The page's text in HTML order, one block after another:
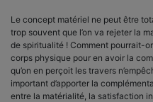
Le concept matériel ne peut être
trop souvent que l’on va rejeter la
de spiritualité ! Comment pourrait-
corps physique pour en avoir la
qu’on en perçoit les travers
important d’apporter la
entre la matérialité, la satisfaction